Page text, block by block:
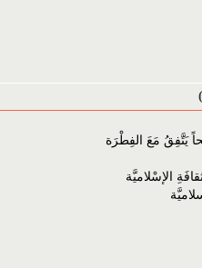
يَتَّفِقُ مَعَ الفِطْرَة
الإسْلاميَّة